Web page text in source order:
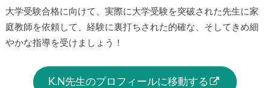
大学受験合格に向けて、実際に大学受験を突破された先生に家
庭教師を依頼して、経験に裏打ちされた的確な、そしてきめ細
やかな指導を受けましょう！
K.N先生のプロフィールに移動する